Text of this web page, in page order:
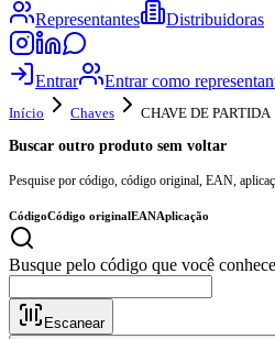
Representantes
Distribuidoras
Entrar Entrar como
Início Chaves
CHAVE DE PARTIDA
Buscar outro produto sem voltar
Pesquise por código, código original, EAN,
CódigoCódigo originalEANAplicação
Busque pelo código que você
Escanear